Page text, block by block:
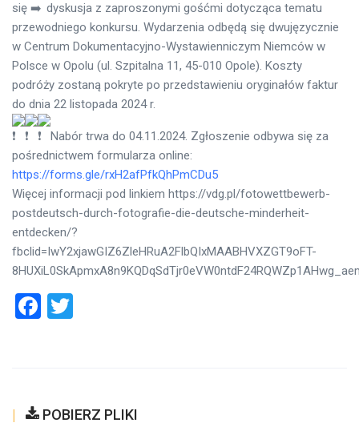
się
dyskusja z zaproszonymi gośćmi dotycząca tematu
przewodniego konkursu. Wydarzenia odbędą się dwujęzycznie
w Centrum Dokumentacyjno-Wystawienniczym Niemców w
Polsce w Opolu (ul. Szpitalna 11, 45-010 Opole). Koszty
podróży zostaną pokryte po przedstawieniu oryginałów faktur
do dnia 22 listopada 2024 r.
Nabór trwa do 04.11.2024. Zgłoszenie odbywa się za
pośrednictwem formularza online:
https://forms.gle/rxH2afPfkQhPmCDu5
Więcej informacji pod linkiem https://vdg.pl/fotowettbewerb-
postdeutsch-durch-fotografie-die-deutsche-minderheit-
entdecken/?
fbclid=IwY2xjawGIZ6ZleHRuA2FlbQIxMAABHVXZGT9oFT-
Facebook
POBIERZ PLIKI